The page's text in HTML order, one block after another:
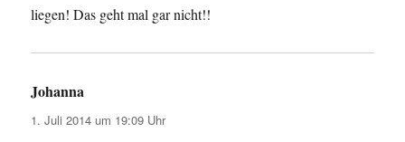
liegen! Das geht mal gar nicht!!
Johanna
1. Juli 2014 um 19:09 Uhr